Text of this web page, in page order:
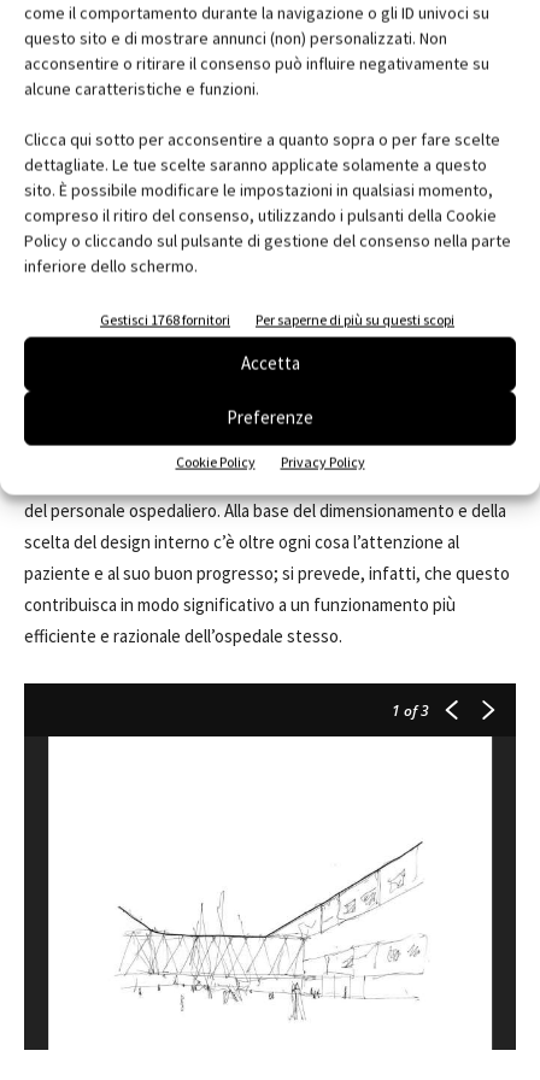
come il comportamento durante la navigazione o gli ID univoci su
questo sito e di mostrare annunci (non) personalizzati. Non
acconsentire o ritirare il consenso può influire negativamente su
alcune caratteristiche e funzioni.
Clicca qui sotto per acconsentire a quanto sopra o per fare scelte
dettagliate. Le tue scelte saranno applicate solamente a questo
sito. È possibile modificare le impostazioni in qualsiasi momento,
compreso il ritiro del consenso, utilizzando i pulsanti della Cookie
Policy o cliccando sul pulsante di gestione del consenso nella parte
inferiore dello schermo.
Gestisci 1768 fornitori Per saperne di più su questi scopi
Accetta
Preferenze
Cookie Policy Privacy Policy
L’uso innovativo delle tecnologie BIM applicate a tutto campo,
per tutte le discipline coinvolte nel progetto, nonché gli
strumenti di condivisione che il BIM offre, fruibili da tutti gli attori
coinvolti nell’opera, hanno permesso una gestione ottimizzata
della progettazione e un incremento di produttività e
accuratezza impossibili da ottenere con le metodologie
esigenze di un progetto a elevata complessità ed estensione, in
modo che modello BIM e level of Information fossero più
facilmente fruibili e verificabili in continuo a livello di coerenza e
correttezza. Elemento chiave nella progettazione e nello sviluppo
del NYT OUH è stato quello di assicurare percorsi idonei per i
del personale ospedaliero. Alla base del dimensionamento e della
scelta del design interno c’è oltre ogni cosa l’attenzione al
paziente e al suo buon progresso; si prevede, infatti, che questo
contribuisca in modo significativo a un funzionamento più
efficiente e razionale dell’ospedale stesso.
1 of 3